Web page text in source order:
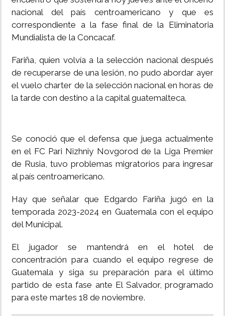
nacional del país centroamericano y que es
correspondiente a la fase final de la Eliminatoria
Mundialista de la Concacaf.
Fariña, quien volvía a la selección nacional después
de recuperarse de una lesión, no pudo abordar ayer
el vuelo charter de la selección nacional en horas de
la tarde con destino a la capital guatemalteca.
Se conoció que el defensa que juega actualmente
en el FC Pari Nizhniy Novgorod de la Liga Premier
de Rusia, tuvo problemas migratorios para ingresar
al país centroamericano.
Hay que señalar que Edgardo Fariña jugó en la
temporada 2023-2024 en Guatemala con el equipo
del Municipal.
El jugador se mantendrá en el hotel de
concentración para cuando el equipo regrese de
Guatemala y siga su preparación para el último
partido de esta fase ante El Salvador, programado
para este martes 18 de noviembre.